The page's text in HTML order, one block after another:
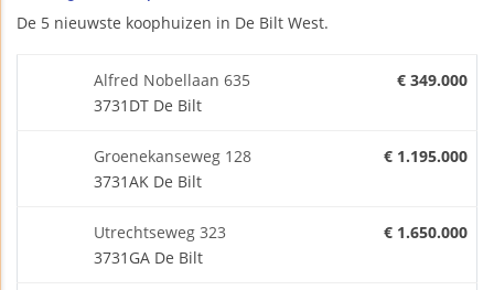
De 5 nieuwste koophuizen in De Bilt West.
Alfred Nobellaan 635
3731DT De Bilt
€ 349.000
Groenekanseweg 128
3731AK De Bilt
€ 1.195.000
Utrechtseweg 323
3731GA De Bilt
€ 1.650.000